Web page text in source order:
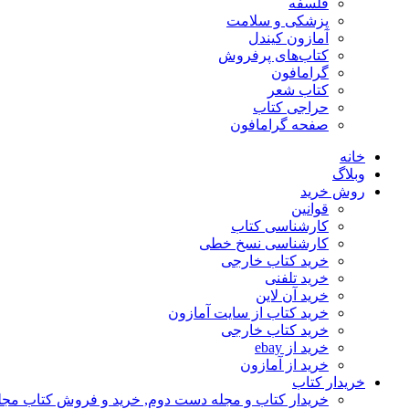
فلسفه
پزشکی و سلامت
آمازون کیندل
کتاب‌های پرفروش
گرامافون
کتاب شعر
حراجی کتاب
صفحه گرامافون
خانه
وبلاگ
روش خرید
قوانین
کارشناسی کتاب
کارشناسی نسخ خطی
خرید کتاب خارجی
خرید تلفنی
خرید آن لاین
خرید کتاب از سایت آمازون
خرید کتاب خارجی
خرید از ebay
خرید از آمازون
خریدار کتاب
خریدار کتاب و مجله دست دوم, خرید و فروش کتاب